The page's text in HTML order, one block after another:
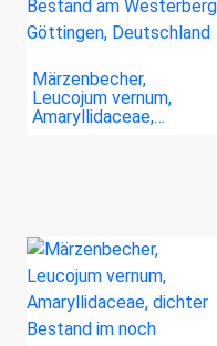
Märzenbecher,
Leucojum vernum,
Amaryllidaceae,…